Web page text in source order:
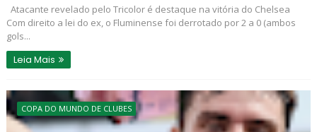
Atacante revelado pelo Tricolor é destaque na vitória do Chelsea
Com direito a lei do ex, o Fluminense foi derrotado por 2 a 0 (ambos
gols...
Leia Mais
COPA DO MUNDO DE CLUBES